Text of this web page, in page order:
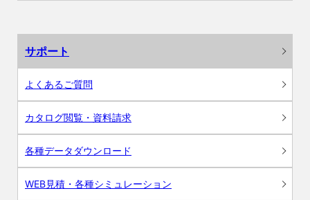
サポート
よくあるご質問
カタログ閲覧・資料請求
各種データダウンロード
WEB見積・各種シミュレーション